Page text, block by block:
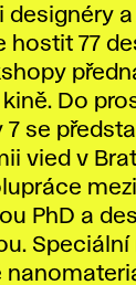
designéry
hostit 77
Do
7 se
vied v
PhD a